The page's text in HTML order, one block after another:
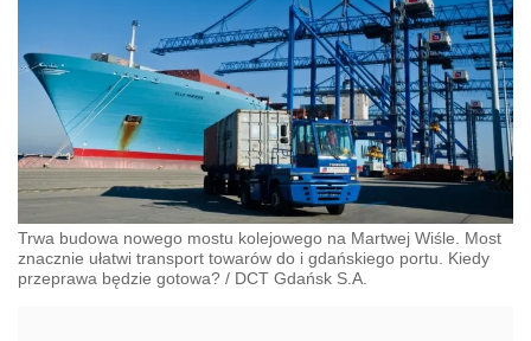
Trwa budowa nowego mostu kolejowego na Martwej Wiśle. Most
znacznie ułatwi transport towarów do i gdańskiego portu. Kiedy
przeprawa będzie gotowa? / DCT Gdańsk S.A.